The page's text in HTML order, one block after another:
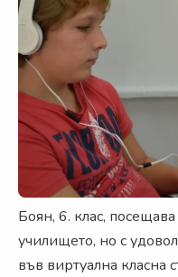
Боян, 6. клас,
училището, но с
във виртуална класна